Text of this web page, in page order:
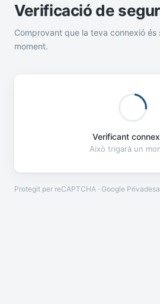
Verificació de
Comprovant que la teva connexió és
moment.
Verificant
Això trigarà un
Protegit per reCAPTCHA · Google Privadesa